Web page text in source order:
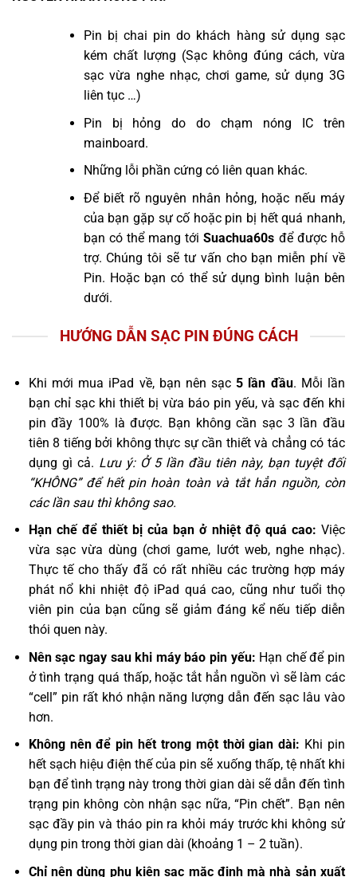
Pin bị chai pin do khách hàng sử dụng sạc
kém chất lượng (Sạc không đúng cách, vừa
sạc vừa nghe nhạc, chơi game, sử dụng 3G
liên tục …)
Pin bị hỏng do do chạm nóng IC trên
mainboard.
Những lỗi phần cứng có liên quan khác.
Để biết rõ nguyên nhân hỏng, hoặc nếu máy
của bạn gặp sự cố hoặc pin bị hết quá nhanh,
bạn có thể mang tớiSuachua60s để được hỗ
trợ. Chúng tôi sẽ tư vấn cho bạn miễn phí về
Pin. Hoặc bạn có thể sử dụng bình luận bên
dưới.
HƯỚNG DẪN SẠC PIN ĐÚNG CÁCH
Khi mới mua iPad về, bạn nên sạc 5 lần đầu. Mỗi lần
bạn chỉ sạc khi thiết bị vừa báo pin yếu, và sạc đến khi
pin đầy 100% là được. Bạn không cần sạc 3 lần đầu
tiên 8 tiếng bởi không thực sự cần thiết và chẳng có tác
dụng gì cả. Lưu ý: Ở 5 lần đầu tiên này, bạn tuyệt đối
“KHÔNG” để hết pin hoàn toàn và tắt hẳn nguồn, còn
các lần sau thì không sao.
Hạn chế để thiết bị của bạn ở nhiệt độ quá cao: Việc
vừa sạc vừa dùng (chơi game, lướt web, nghe nhạc).
Thực tế cho thấy đã có rất nhiều các trường hợp máy
phát nổ khi nhiệt độ iPad quá cao, cũng như tuổi thọ
viên pin của bạn cũng sẽ giảm đáng kể nếu tiếp diễn
thói quen này.
Nên sạc ngay sau khi máy báo pin yếu: Hạn chế để pin
ở tình trạng quá thấp, hoặc tắt hẳn nguồn vì sẽ làm các
“cell” pin rất khó nhận năng lượng dẫn đến sạc lâu vào
hơn.
Không nên để pin hết trong một thời gian dài: Khi pin
hết sạch hiệu điện thế của pin sẽ xuống thấp, tệ nhất khi
bạn để tình trạng này trong thời gian dài sẽ dẫn đến tình
trạng pin không còn nhận sạc nữa, “Pin chết”. Bạn nên
sạc đầy pin và tháo pin ra khỏi máy trước khi không sử
dụng pin trong thời gian dài (khoảng 1 – 2 tuần).
Chỉ nên dùng phụ kiện sạc mặc định mà nhà sản xuất